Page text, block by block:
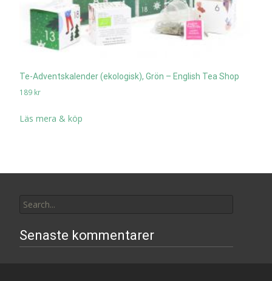
Te-Adventskalender (ekologisk), Grön – English Tea Shop
189 kr
Läs mera & köp
for:
Senaste kommentarer